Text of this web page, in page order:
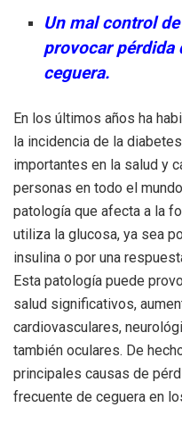
Un mal control
provocar pérdida
ceguera.
En los últimos años ha
la incidencia de la
importantes en la salud y
personas en todo el
patología que afecta a la
utiliza la glucosa, ya sea
insulina o por una
Esta patología puede
salud significativos,
cardiovasculares,
también oculares. De
principales causas de
frecuente de ceguera en